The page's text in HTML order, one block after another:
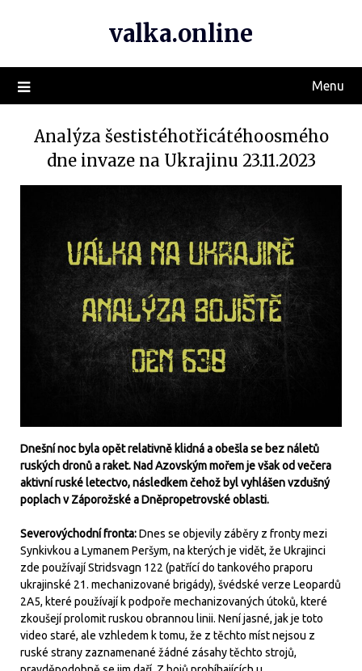
valka.online
Menu
Analýza šestistéhotřicátéhoosmého
dne invaze na Ukrajinu 23.11.2023
Dnešní noc byla opět relativně klidná a obešla se bez náletů
ruských dronů a raket. Nad Azovským mořem je však od večera
aktivní ruské letectvo, následkem čehož byl vyhlášen vzdušný
poplach v Záporožské a Dněpropetrovské oblasti.
Severovýchodní fronta:Dnes se objevily záběry z fronty mezi
Synkivkou a Lymanem Peršym, na kterých je vidět, že Ukrajinci
zde používají Stridsvagn 122 (patřící do tankového praporu
ukrajinské 21. mechanizované brigády), švédské verze Leopardů
2A5, které používají k podpoře mechanizovaných útoků, které
zkoušejí prolomit ruskou obrannou linii. Není jasné, jak je toto
video staré, ale vzhledem k tomu, že z těchto míst nejsou z
ruské strany zaznamenané žádné zásahy těchto strojů,